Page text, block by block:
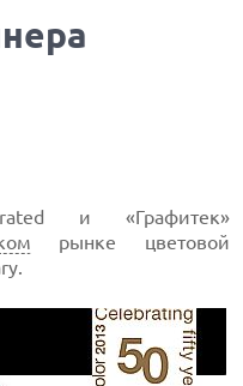
и «Графитек»
рынке цветовой